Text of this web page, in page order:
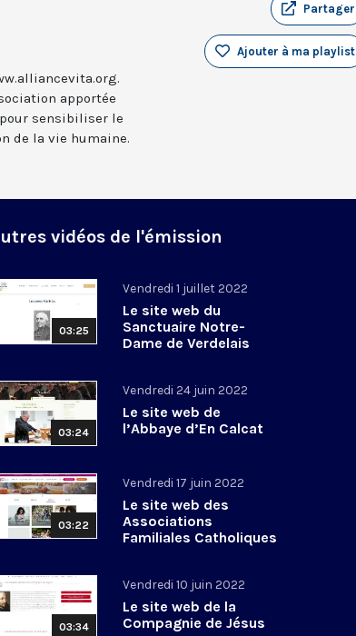
Partager
Ajouter à ma playlist
apportée
sensibiliser le
de la vie humaine.
vidéos de l'émission
03:25
Vendredi 1 juillet 2022
Le site web du
Sanctuaire Notre-
Dame de Verdelais
03:24
Vendredi 24 juin 2022
Le site web de
l’Abbaye d’En Calcat
03:22
Vendredi 17 juin 2022
Le site web des
Associations
Familiales Catholiques
03:34
Vendredi 10 juin 2022
Le site web de la
Compagnie de Jésus